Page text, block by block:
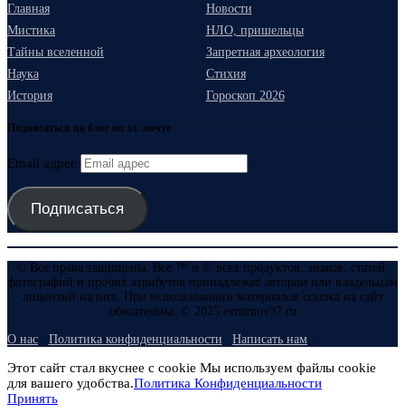
Главная
Новости
Мистика
НЛО, пришельцы
Тайны вселенной
Запретная археология
Наука
Стихия
История
Гороскоп 2026
Подписаться на блог по эл. почте
Email адрес
Подписаться
© Все права защищены. Все ™ и © всех продуктов, знаков, статей,
фотографий и прочих атрибутов принадлежат авторам или владельцам
лицензий на них. При использовании материалов ссылка на сайт
обязательна. © 2025 evmenov37.ru
О нас Политика конфиденциальности Написать нам
Этот сайт стал вкуснее с cookie Мы используем файлы cookie
для вашего удобства.Политика Конфиденциальности
Принять